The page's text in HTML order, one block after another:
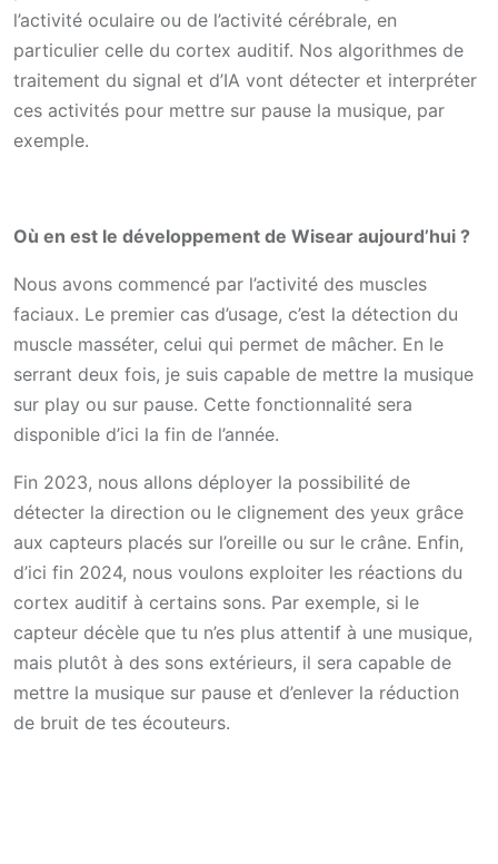
l’activité oculaire ou de l’activité cérébrale, en
particulier celle du cortex auditif. Nos algorithmes de
traitement du signal et d’IA vont détecter et interpréter
ces activités pour mettre sur pause la musique, par
exemple.
Où en est le développement de Wisear aujourd’hui ?
Nous avons commencé par l’activité des muscles
faciaux. Le premier cas d’usage, c’est la détection du
muscle masséter, celui qui permet de mâcher. En le
serrant deux fois, je suis capable de mettre la musique
sur play ou sur pause. Cette fonctionnalité sera
disponible d’ici la fin de l’année.
Fin 2023, nous allons déployer la possibilité de
détecter la direction ou le clignement des yeux grâce
aux capteurs placés sur l’oreille ou sur le crâne. Enfin,
d’ici fin 2024, nous voulons exploiter les réactions du
cortex auditif à certains sons. Par exemple, si le
capteur décèle que tu n’es plus attentif à une musique,
mais plutôt à des sons extérieurs, il sera capable de
mettre la musique sur pause et d’enlever la réduction
de bruit de tes écouteurs.